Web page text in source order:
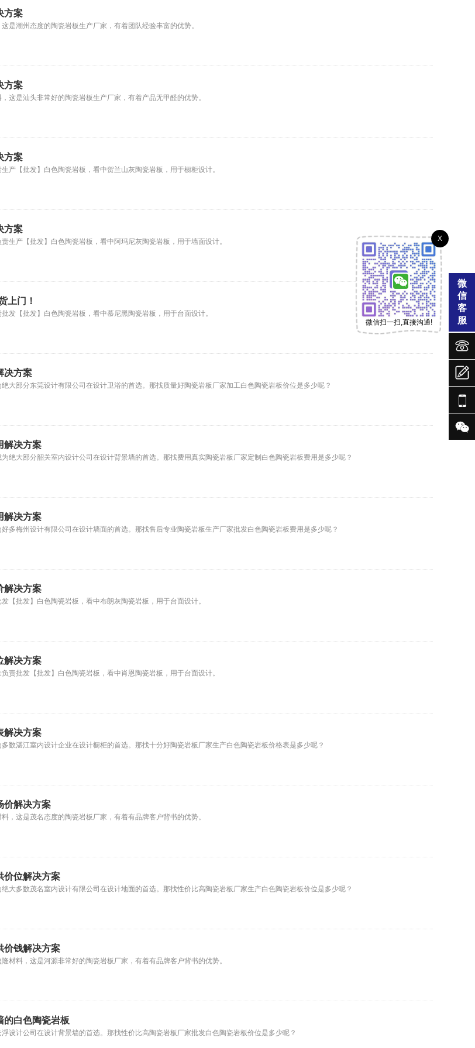
方案
是潮州态度的陶瓷岩板生产厂家，有着团队经验丰富的优势。
方案
这是汕头非常好的陶瓷岩板生产厂家，有着产品无甲醛的优势。
方案
产【批发】白色陶瓷岩板，看中贺兰山灰陶瓷岩板，用于橱柜设计。
方案
生产【批发】白色陶瓷岩板，看中阿玛尼灰陶瓷岩板，用于墙面设计。
上门！
发【批发】白色陶瓷岩板，看中慕尼黑陶瓷岩板，用于台面设计。
决方案
大部分东莞设计有限公司在设计卫浴的首选。那找质量好陶瓷岩板厂家加工白色陶瓷岩板价位是多少呢？
解决方案
绝大部分韶关室内设计公司在设计背景墙的首选。那找费用真实陶瓷岩板厂家定制白色陶瓷岩板费用是多少呢？
解决方案
多梅州设计有限公司在设计墙面的首选。那找售后专业陶瓷岩板生产厂家批发白色陶瓷岩板费用是多少呢？
解决方案
【批发】白色陶瓷岩板，看中布朗灰陶瓷岩板，用于台面设计。
解决方案
责批发【批发】白色陶瓷岩板，看中肖恩陶瓷岩板，用于台面设计。
解决方案
数湛江室内设计企业在设计橱柜的首选。那找十分好陶瓷岩板厂家生产白色陶瓷岩板价格表是多少呢？
价解决方案
，这是茂名态度的陶瓷岩板厂家，有着有品牌客户背书的优势。
价位解决方案
大多数茂名室内设计有限公司在设计地面的首选。那找性价比高陶瓷岩板厂家生产白色陶瓷岩板价位是多少呢？
价钱解决方案
材料，这是河源非常好的陶瓷岩板厂家，有着有品牌客户背书的优势。
的白色陶瓷岩板
设计公司在设计背景墙的首选。那找性价比高陶瓷岩板厂家批发白色陶瓷岩板价位是多少呢？
微
信
客
服
X
微信扫一扫,直接沟通!




